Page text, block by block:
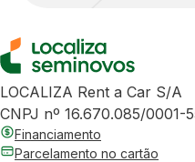
LOCALIZA Rent a Car S/A
CNPJ nº 16.670.085/0001-
Financiamento
Parcelamento no cartão